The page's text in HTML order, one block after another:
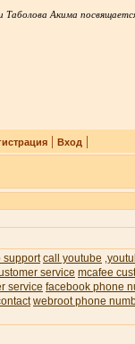
Таболова Акима
| Вход |
support call youtube
service mcafee
service facebook phone
webroot phone